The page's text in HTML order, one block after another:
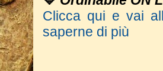
Clicca qui e vai
saperne di più